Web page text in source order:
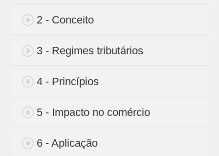
2 - Conceito
3 - Regimes tributários
4 - Princípios
5 - Impacto no comércio
6 - Aplicação